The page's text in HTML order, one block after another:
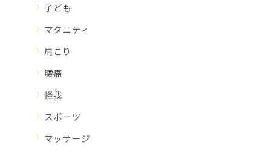
子ども
マタニティ
肩こり
腰痛
怪我
スポーツ
マッサージ